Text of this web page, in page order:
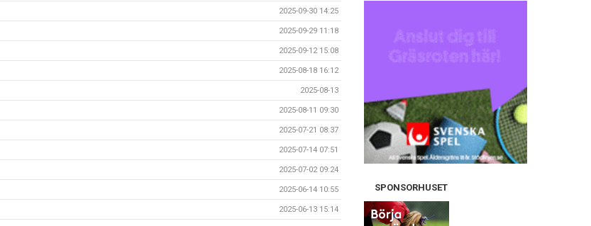
2025-09-30 14:25
2025-09-29 11:18
2025-09-12 15:08
2025-08-18 16:12
2025-08-13
2025-08-11 09:30
2025-07-21 08:37
2025-07-14 07:51
2025-07-02 09:24
2025-06-14 10:55
2025-06-13 15:14
SPONSORHUSET